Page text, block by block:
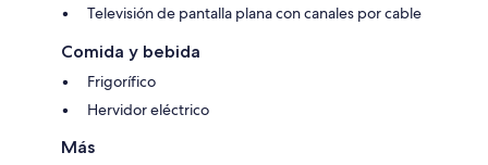
Televisión de pantalla plana con canales por cable
Comida y bebida
Frigorífico
Hervidor eléctrico
Más